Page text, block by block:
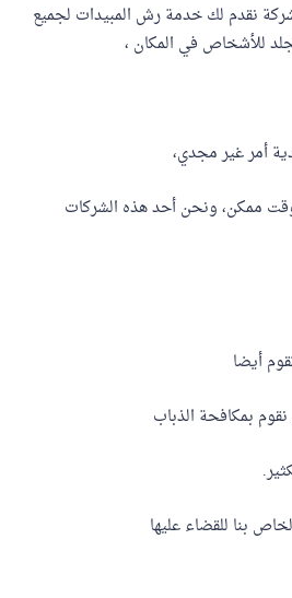
نقدم لك خدمة رش المبيدات لجميع
للأشخاص في المكان ،
أمر غير مجدي،
ممكن، ونحن أحد هذه الشركات
أيضا
بمكافحة الذباب
بنا للقضاء عليها